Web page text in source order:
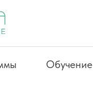
Обучение